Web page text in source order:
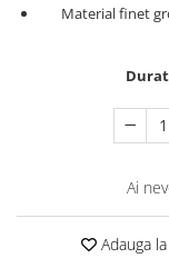
Material finet
Ai
Adauga